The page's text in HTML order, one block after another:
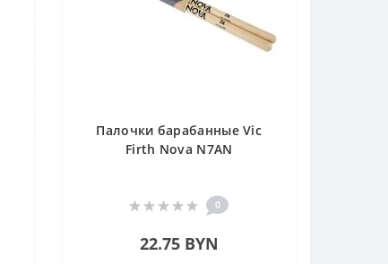
Палочки барабанные Vic
Firth Nova N7AN
0
22.75 BYN